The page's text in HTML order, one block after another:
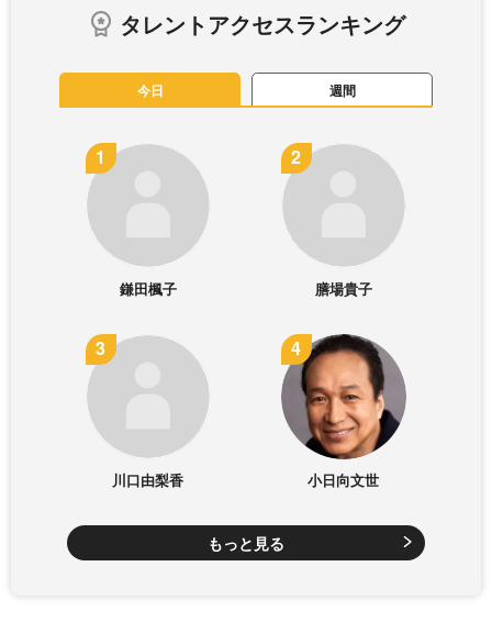
タレントアクセスランキング
今日 週間
鎌田楓子 膳場貴子
川口由梨香 小日向文世
もっと見る